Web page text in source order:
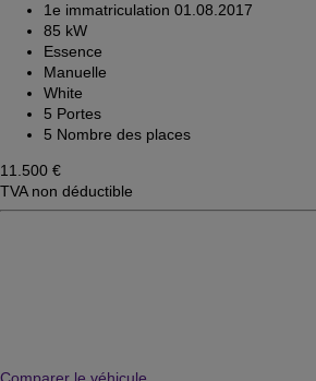
1e immatriculation 01.08.2017
85 kW
Essence
Manuelle
White
5 Portes
5 Nombre des places
11.500 €
TVA non déductible